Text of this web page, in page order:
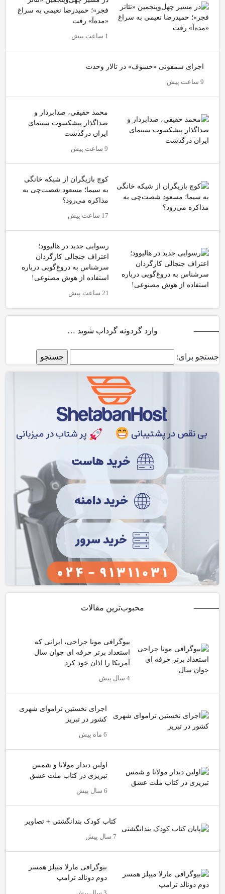
محبوب‌ترین مقالات
بیوگرافی مونا جراحی، ایرانی که
استعداد برتر حرفه ای جوان سال
آمریکا را اذان خود کرد
4 سال پیش
اجرای نخستین تراموای شهری
کشور در تبریز
6 ماه پیش
اولین دیدار مولانا و شمس
تبریزی در کتاب ملت عشق
6 سال پیش
کتاب کودک بندانگشتی + تصاویر
7 سال پیش
بیوگرافی مارلا میپلز همسر
دوم دونالد ترامپ
فجر»؛ حمیدرضا نعیمی به سراغ
«مده‌آ» رفت
1 ساعت پیش
اجرای سمفونی «خسوف» در تالار وحدت
9 ساعت پیش
محمد حقیقی، صدابردار و
صداگذار پیشکسوت سینمای
ایران درگذشت
9 ساعت پیش
کوچ بازیگران از شبکه خانگی
به سیما؛ مسعود شصت‌چی به
مذاکره می‌رود؟
17 ساعت پیش
رسوایی جدید در هالیوود؛
اعتراف جنجالی کارگردان
سرشناس به دروغ‌گویی درباره
استفاده از هوش مصنوعی!
21 ساعت پیش
وارد گردونه گرداب شوید …
جستجو برای: